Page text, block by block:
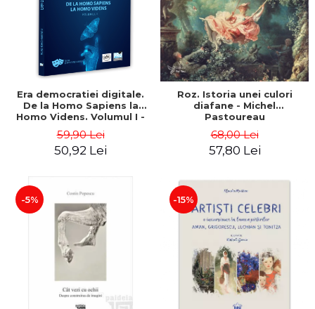
ADMINISTRATIVE
ȘTIINȚE ECONOMICE
ȘTIINȚE EXACTE
EDUCAȚIE FIZICĂ ȘI SPORT
PREUNIVERSITARIA
TIMP LIBER
ÎN CURS DE APARIȚIE
NOUTĂȚI
PACHETE DE STUDIU
PROMOȚIILE LUNII
ULTIMELE EXEMPLARE
Cum Cumpăr
Livrare
Politica de Retur
Formular de Retur
Distribuitori
Era democratiei digitale.
De la Homo Sapiens la
Homo Videns. Volumul I -
59,90 Lei
50,92 Lei
Roz. Istoria unei culori
diafane - Michel
Pastoureau
68,00 Lei
57,80 Lei
-5% -15%